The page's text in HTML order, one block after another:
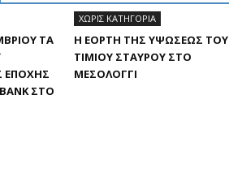
ΤΑ
ΕΠΟΧΉΣ
ΣΤΟ
ΧΩΡΊΣ ΚΑΤΗΓΟΡΊΑ
Η ΕΟΡΤΉ ΤΗΣ ΥΨΏΣΕΩΣ ΤΟΥ
ΤΙΜΊΟΥ ΣΤΑΥΡΟΎ ΣΤΟ
ΜΕΣΟΛΌΓΓΙ